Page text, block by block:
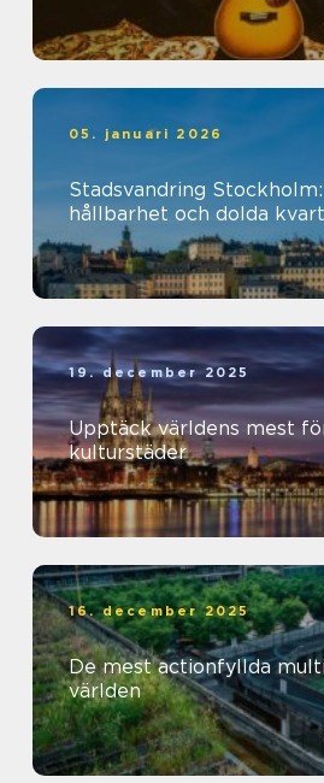
05. januari 2026
Stadsvandring
hållbarhet och dolda
19. december 2025
Upptäck världens mest
kulturstäder
16. december 2025
De mest actionfyllda
världen